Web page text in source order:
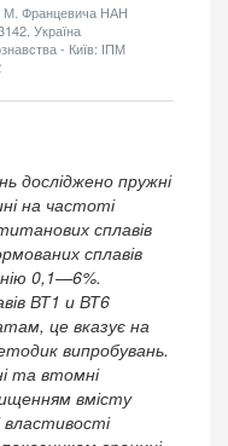
М. Францевича НАН
Україна
- Київ: ІПМ
досліджено пружні
на частоті
сплавів
сплавів
0,1—6%.
ВТ1 и ВТ6
це вказує на
випробувань.
та втомні
вмісту